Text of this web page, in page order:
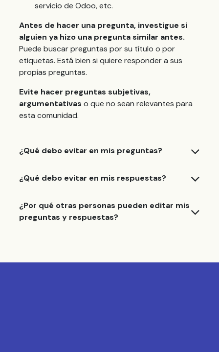
servicio de Odoo, etc.
Antes de hacer una pregunta, investigue si
alguien ya hizo una pregunta similar antes.
Puede buscar preguntas por su título o por
etiquetas. Está bien si quiere responder a sus
propias preguntas.
Evite hacer preguntas subjetivas,
argumentativas o que no sean relevantes para
esta comunidad.
¿Qué debo evitar en mis preguntas?
¿Qué debo evitar en mis respuestas?
¿Por qué otras personas pueden editar mis
preguntas y respuestas?